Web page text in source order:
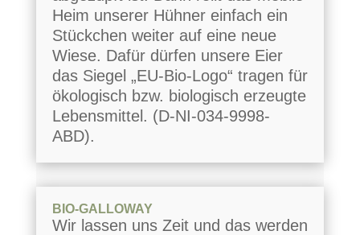
Heim unserer Hühner einfach ein
Stückchen weiter auf eine neue
Wiese. Dafür dürfen unsere Eier
das Siegel „EU-Bio-Logo“ tragen für
ökologisch bzw. biologisch erzeugte
Lebensmittel. (D-NI-034-9998-
ABD).
BIO-GALLOWAY
Wir lassen uns Zeit und das werden